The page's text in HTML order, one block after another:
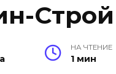
Строй
НА ЧТЕНИЕ
1 мин